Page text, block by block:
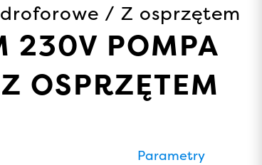
/ Z osprzętem
230V POMPA
OSPRZĘTEM
Parametry